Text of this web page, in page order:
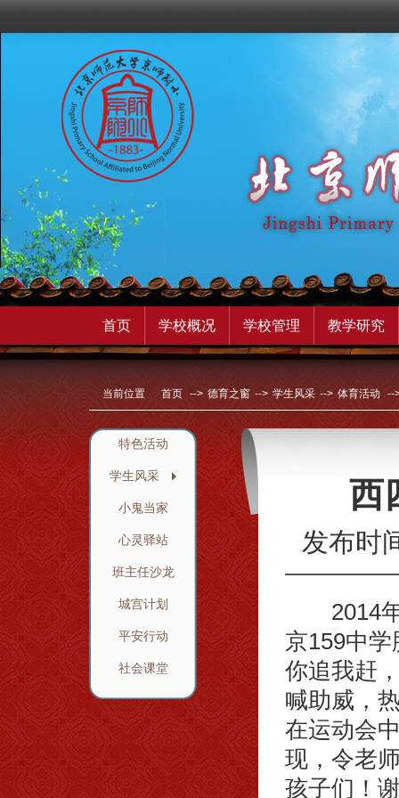
首页 学校概况 学校管理 教学研究
当前位置 首页 --> 德育之窗 --> 学生风采 --> 体育活动 --
特色活动
学生风采
小鬼当家
心灵驿站
班主任沙龙
城宫计划
平安行动
社会课堂
西
发布时
2014年5
京159中
你追我赶
喊助威，
在运动会
现，令老
孩子们！